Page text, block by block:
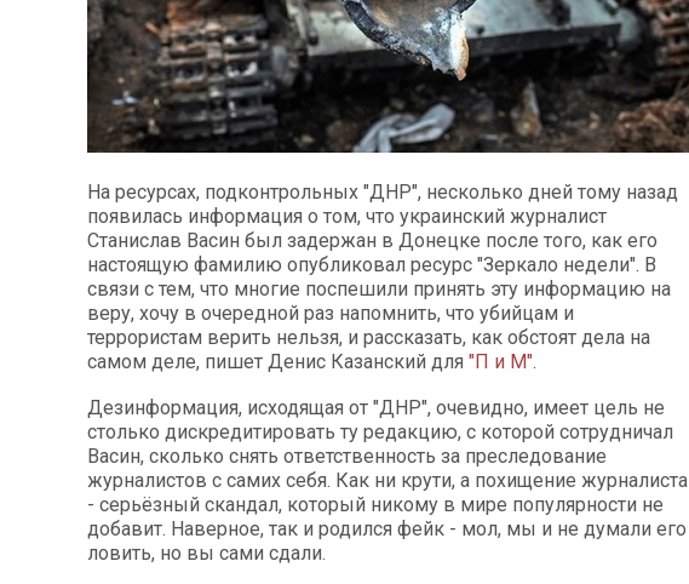
На ресурсах, подконтрольных "ДНР", несколько дней тому назад
появилась информация о том, что украинский журналист
Станислав Васин был задержан в Донецке после того, как его
настоящую фамилию опубликовал ресурс "Зеркало недели". В
связи с тем, что многие поспешили принять эту информацию на
веру, хочу в очередной раз напомнить, что убийцам и
террористам верить нельзя, и рассказать, как обстоят дела на
самом деле, пишет Денис Казанский для "П и М".
Дезинформация, исходящая от "ДНР", очевидно, имеет цель не
столько дискредитировать ту редакцию, с которой сотрудничал
Васин, сколько снять ответственность за преследование
журналистов с самих себя. Как ни крути, а похищение журналиста
- серьёзный скандал, который никому в мире популярности не
добавит. Наверное, так и родился фейк - мол, мы и не думали его
ловить, но вы сами сдали.